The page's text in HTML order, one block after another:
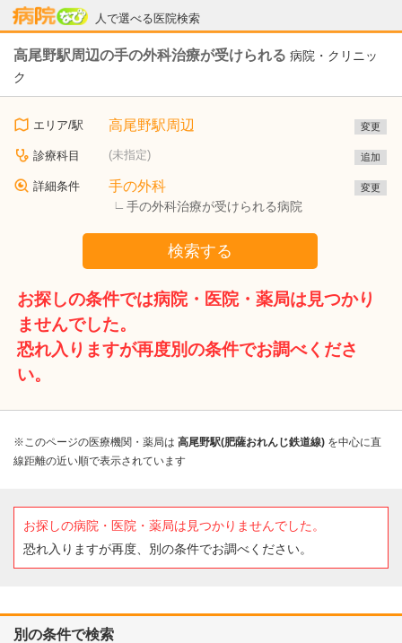
人で選べる医院検索
病院なび
高尾野駅周辺の手の外科治療が受けられる 病院・クリニッ
ク
エリア/駅 高尾野駅周辺 変更
診療科目 (未指定) 追加
詳細条件 手の外科
手の外科治療が受けられる病院
変更
検索する
お探しの条件では病院・医院・薬局は見つかり
ませんでした。
恐れ入りますが再度別の条件でお調べくださ
い。
※このページの医療機関・薬局は 高尾野駅(肥薩おれんじ鉄道線) を中心に直
線距離の近い順で表示されています
お探しの病院・医院・薬局は見つかりませんでした。
恐れ入りますが再度、別の条件でお調べください。
別の条件で検索